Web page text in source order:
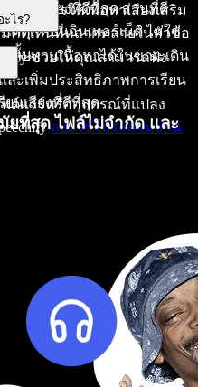
เรียนเสียงที่ดีที่สุด ส่วนที่ดี
ด้ทุกที่บนอินเทอร์เน็ต ไม่ใช่
านั้น
โดยการให้เนื้อหาเสียงเสริม
มคิดเห็นที่หลากหลายในหัวข้อ
ถทบทวนเนื้อหาได้ในขณะเดิน
ไร?
ช่วยให้คุณสามารถฟัง
ละเพิ่มประสิทธิภาพการเรียน
ยนเสียงที่ดีที่สุด
ต์แวร์หรืออุปกรณ์ที่แปลง
ลองใช้โปรแกรมอ่าน
ยที่สุด ไฟล์ไม่จำกัด และ